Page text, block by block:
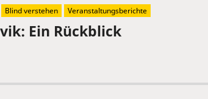
Ein Rückblick
Blind verstehen Veranstaltungsberichte